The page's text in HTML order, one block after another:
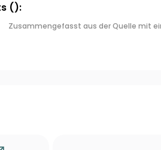
():
Zusammengefasst aus der Quelle mit